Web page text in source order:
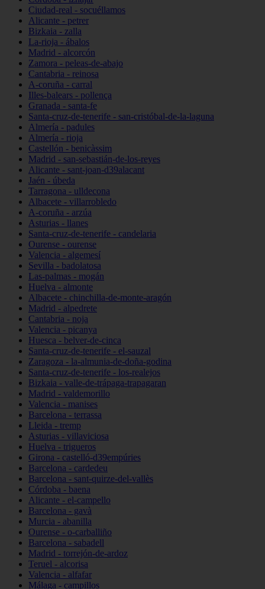
Ciudad-real - socuéllamos
Alicante - petrer
Bizkaia - zalla
La-rioja - ábalos
Madrid - alcorcón
Zamora - peleas-de-abajo
Cantabria - reinosa
A-coruña - carral
Illes-balears - pollença
Granada - santa-fe
Santa-cruz-de-tenerife - san-cristóbal-de-la-laguna
Almería - padules
Almería - rioja
Castellón - benicàssim
Madrid - san-sebastián-de-los-reyes
Alicante - sant-joan-d39alacant
Jaén - úbeda
Tarragona - ulldecona
Albacete - villarrobledo
A-coruña - arzúa
Asturias - llanes
Santa-cruz-de-tenerife - candelaria
Ourense - ourense
Valencia - algemesí
Sevilla - badolatosa
Las-palmas - mogán
Huelva - almonte
Albacete - chinchilla-de-monte-aragón
Madrid - alpedrete
Cantabria - noja
Valencia - picanya
Huesca - belver-de-cinca
Santa-cruz-de-tenerife - el-sauzal
Zaragoza - la-almunia-de-doña-godina
Santa-cruz-de-tenerife - los-realejos
Bizkaia - valle-de-trápaga-trapagaran
Madrid - valdemorillo
Valencia - manises
Barcelona - terrassa
Lleida - tremp
Asturias - villaviciosa
Huelva - trigueros
Girona - castelló-d39empúries
Barcelona - cardedeu
Barcelona - sant-quirze-del-vallès
Córdoba - baena
Alicante - el-campello
Barcelona - gavà
Murcia - abanilla
Ourense - o-carballiño
Barcelona - sabadell
Madrid - torrejón-de-ardoz
Teruel - alcorisa
Valencia - alfafar
Málaga - campillos